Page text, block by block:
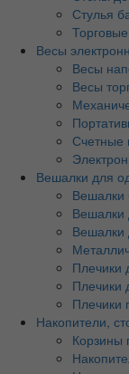
Стулья
Весы
Весы
Весы
Счетные
Вешалки для
Вешалки
Вешалки
Плечики
Плечики
Плечики
Накопители,
Корзины